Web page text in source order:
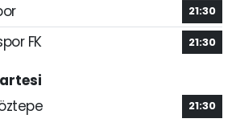
21:30
FK 21:30
21:30